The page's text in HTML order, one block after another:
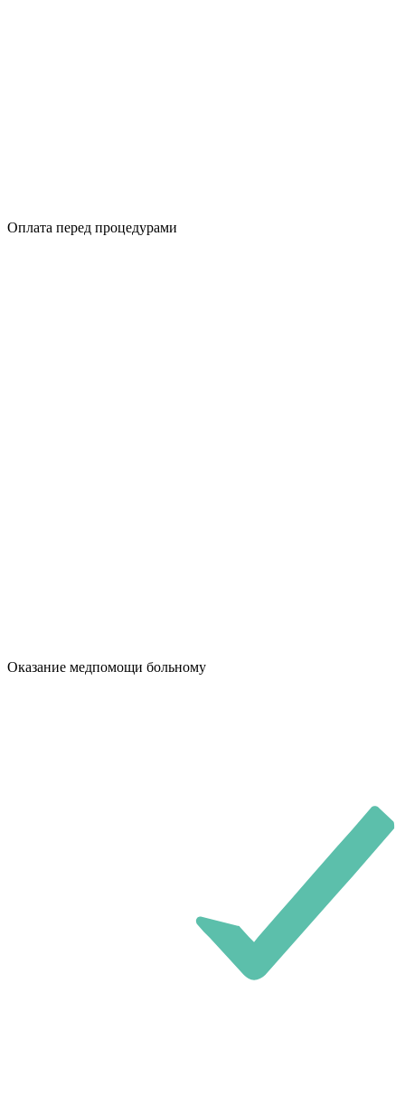
Оплата перед процедурами
Оказание медпомощи больному